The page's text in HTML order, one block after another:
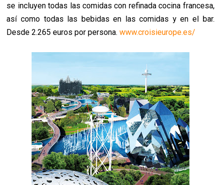
se incluyen todas las comidas con refinada cocina francesa,
así como todas las bebidas en las comidas y en el bar.
Desde 2.265 euros por persona.www.croisieurope.es/